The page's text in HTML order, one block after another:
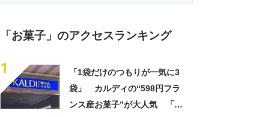
「お菓子」のアクセスランキング
1
「1袋だけのつもりが一気に3
袋」 カルディの“598円フラ
ンス産お菓子”が大人気 「デ